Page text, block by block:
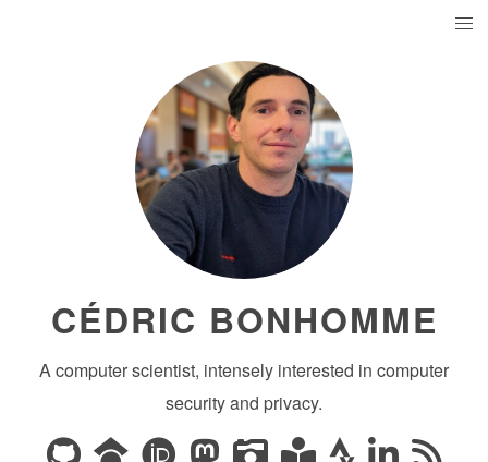
CÉDRIC BONHOMME
A computer scientist, intensely interested in computer
security and privacy.